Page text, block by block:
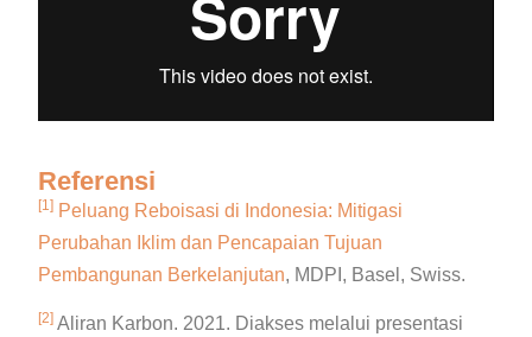
Referensi
[1] Peluang Reboisasi di Indonesia: Mitigasi
Perubahan Iklim dan Pencapaian Tujuan
Pembangunan Berkelanjutan, MDPI, Basel, Swiss.
[2] Aliran Karbon. 2021. Diakses melalui presentasi